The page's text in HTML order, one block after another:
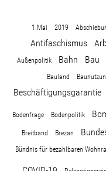
1.Mai 2019
Antifaschismus
Außenpolitik Bahn Bau
Bauland
Beschäftigungsgarantie
Bodenfrage Bodenpolitik
Breitband Brezan
Bündnis für bezahlbaren